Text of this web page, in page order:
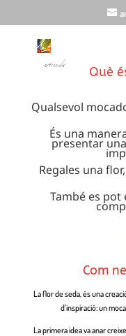
Què
Qualsevol
És una
presentar
Regales una
També es
Com
La flor de seda, és una
d’inspiració: un
La primera idea va anar